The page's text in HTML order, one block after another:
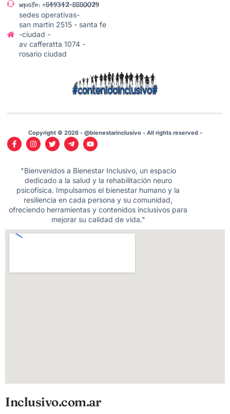
wpsfe: +549342-5550029
sedes operativas-
san martin 2515 - santa fe
-ciudad -
av cafferatta 1074 -
rosario ciudad
Copyright © 2026 - @bienestarinclusivo - All rights reserved -
"Bienvenidos a Bienestar Inclusivo, un espacio
dedicado a la salud y la rehabilitación neuro
psicofísica. Impulsamos el bienestar humano y la
resiliencia en cada persona y su comunidad,
ofreciendo herramientas y contenidos inclusivos para
mejorar su calidad de vida."
Inclusivo.com.ar